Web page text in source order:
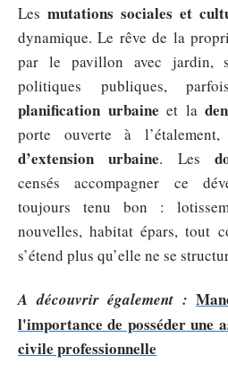
Les mutations sociales et
dynamique. Le rêve de la
par le pavillon avec jardin,
politiques publiques,
planification urbaine et la
porte ouverte à
d’extension urbaine. Les
censés accompagner ce
toujours tenu bon :
nouvelles, habitat épars, tout
s’étend plus qu’elle ne se
A découvrir également :
l'importance de posséder une
civile professionnelle